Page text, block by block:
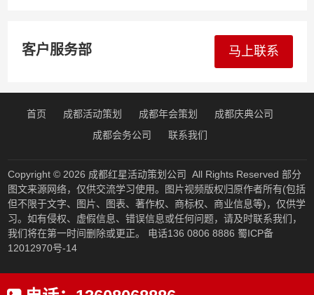
客户服务部 马上联系
首页 成都活动策划 成都年会策划
成都庆典公司
成都会务公司
联系我们
Copyright © 2026 成都红星活动策划公司 All Rights Reserved 部分
图文来源网络，仅供交流学习使用。图片视频版权归原作者所有(包括
但不限于文字、图片、图表、著作权、商标权、商业信息等)，仅供学
习。如有侵权、虚假信息、错误信息或任何问题，请及时联系我们，
我们将在第一时间删除或更正。 电话136 0806 8886 蜀ICP备
12012970号-14